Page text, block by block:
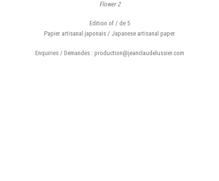
Flower 2
Edition of / de 5
Papier artisanal japonais / Japanese artisanal paper
Enquiries / Demandes : production@jeanclaudelussier.com